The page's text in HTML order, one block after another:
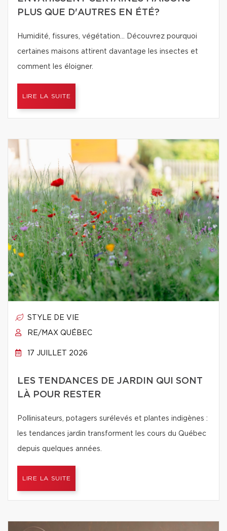
PLUS QUE D'AUTRES EN ÉTÉ?
Humidité, fissures, végétation… Découvrez pourquoi
certaines maisons attirent davantage les insectes et
comment les éloigner.
LIRE LA SUITE
STYLE DE VIE
RE/MAX QUÉBEC
17 JUILLET 2026
LES TENDANCES DE JARDIN QUI SONT
LÀ POUR RESTER
Pollinisateurs, potagers surélevés et plantes indigènes :
les tendances jardin transforment les cours du Québec
depuis quelques années.
LIRE LA SUITE